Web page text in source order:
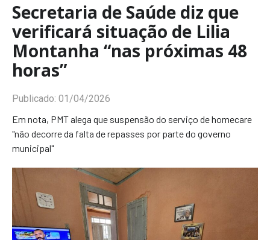
Secretaria de Saúde diz que
verificará situação de Lilia
Montanha “nas próximas 48
horas”
Publicado: 01/04/2026
Em nota, PMT alega que suspensão do serviço de homecare
"não decorre da falta de repasses por parte do governo
municipal"